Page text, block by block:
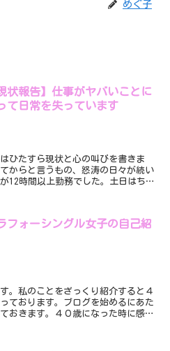
めぐ子
状報告】仕事がヤバいことに
て日常を失っています
ひたすら現状と心の叫びを書きま
からと言うもの、怒涛の日々が続い
12時間以上勤務でした。土日はち
フォーシングル女子の自己紹
。私のことをざっくり紹介すると４
ております。ブログを始めるにあた
おきます。４０歳になった時に感じ